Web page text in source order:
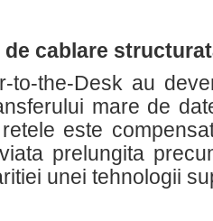
cablare
to-the-Desk au
mare de
este
prelungita
unei tehnologii